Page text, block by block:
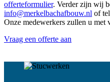
offerteformulier. Verder zijn wij
info@merkelbachafbouw.nl of
Onze medewerkers zullen u met
Vraag een offerte aan